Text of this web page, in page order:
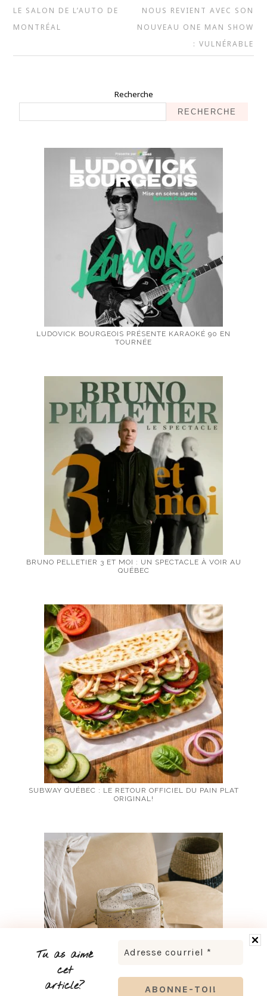
Tu as aimé
cet
article?
LE SALON DE L’AUTO DE
MONTRÉAL
NOUS REVIENT AVEC SON
NOUVEAU ONE MAN SHOW
: VULNÉRABLE
Recherche
RECHERCHE
LUDOVICK BOURGEOIS PRÉSENTE KARAOKÉ 90 EN
TOURNÉE
BRUNO PELLETIER 3 ET MOI : UN SPECTACLE À VOIR AU
QUÉBEC
SUBWAY QUÉBEC : LE RETOUR OFFICIEL DU PAIN PLAT
ORIGINAL!